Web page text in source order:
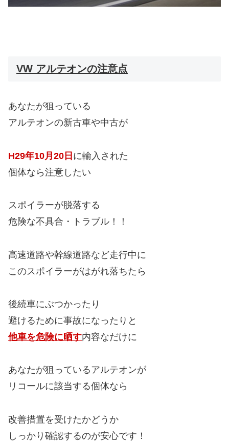
VW アルテオンの注意点
あなたが狙っている
アルテオンの新古車や中古が
H29年10月20日 に輸入された
個体なら注意したい
スポイラーが脱落する
危険な不具合・トラブル！！
高速道路や幹線道路など走行中に
このスポイラーがはがれ落ちたら
後続車にぶつかったり
避けるために事故になったりと
他車を危険に晒す内容なだけに
あなたが狙っているアルテオンが
リコールに該当する個体なら
改善措置を受けたかどうか
しっかり確認するのが安心です！